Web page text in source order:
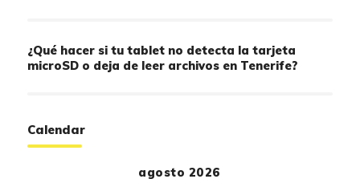
¿Qué hacer si tu tablet no detecta la tarjeta
microSD o deja de leer archivos en Tenerife?
Calendar
agosto 2026